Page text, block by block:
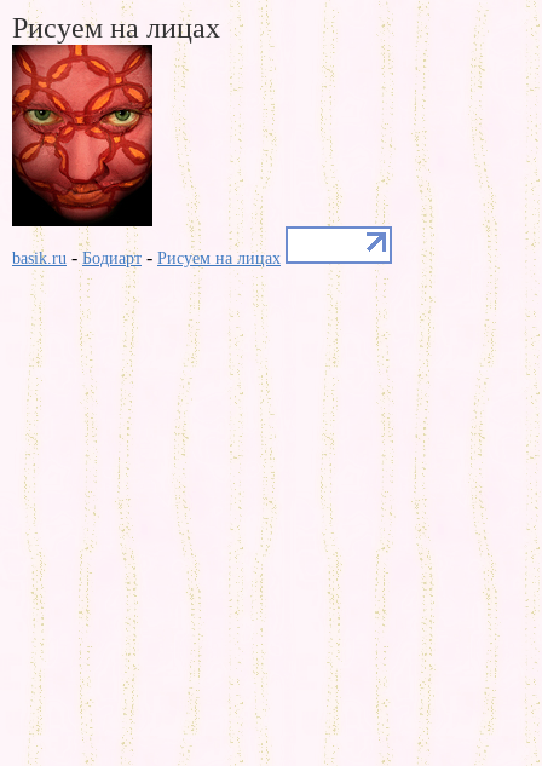
Рисуем на лицах
basik.ru -Бодиарт - Рисуем на лицах